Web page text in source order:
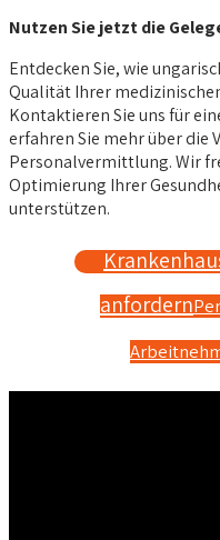
Nutzen Sie jetzt die
Entdecken Sie, wie
Qualität Ihrer
Kontaktieren Sie uns für
erfahren Sie mehr über die
Personalvermittlung. Wir
Optimierung Ihrer
unterstützen.
anfordern